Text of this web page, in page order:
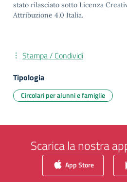
stato rilasciato sotto Licenza
Attribuzione 4.0 Italia.
Stampa / Condividi
Tipologia
Circolari per alunni e famiglie
Scarica la nostra
App Store